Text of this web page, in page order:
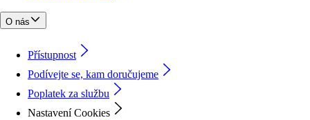
O nás
Přístupnost
Podívejte se, kam doručujeme
Poplatek za službu
Nastavení Cookies